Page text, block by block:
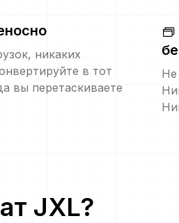
никаких
в тот
вы перетаскиваете
Не
JXL?